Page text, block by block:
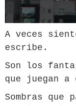
A veces
escribe.
Son los
que juegan
Sombras que